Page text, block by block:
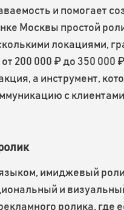
и помогает
Москвы простой
локациями,
200 000 ₽ до 350 000
а инструмент,
с
имиджевый
и
ролика, где